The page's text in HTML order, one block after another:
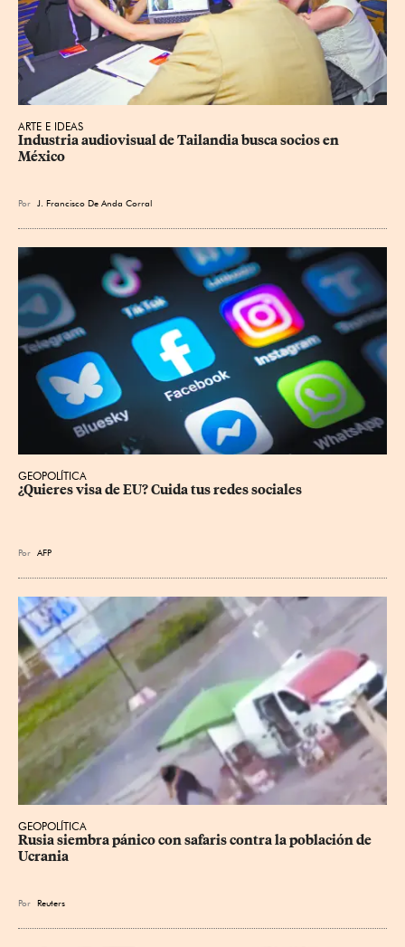
ARTE E IDEAS
Industria audiovisual de Tailandia busca socios en
México
Por J. Francisco De Anda Corral
GEOPOLÍTICA
¿Quieres visa de EU? Cuida tus redes sociales
Por AFP
GEOPOLÍTICA
Rusia siembra pánico con safaris contra la población de
Ucrania
Por Reuters